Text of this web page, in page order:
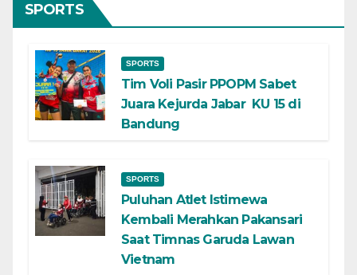
SPORTS
SPORTS
Tim Voli Pasir PPOPM Sabet
Juara Kejurda Jabar KU 15 di
Bandung
SPORTS
Puluhan Atlet Istimewa
Kembali Merahkan Pakansari
Saat Timnas Garuda Lawan
Vietnam